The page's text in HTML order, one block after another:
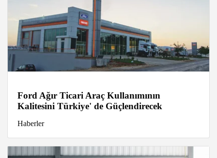
Ford Ağır Ticari Araç Kullanımının
Kalitesini Türkiye' de Güçlendirecek
Haberler